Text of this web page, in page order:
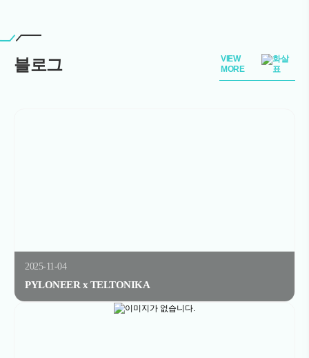
블로그
VIEW
MORE
2025-11-04
PYLONEER x TELTONIKA